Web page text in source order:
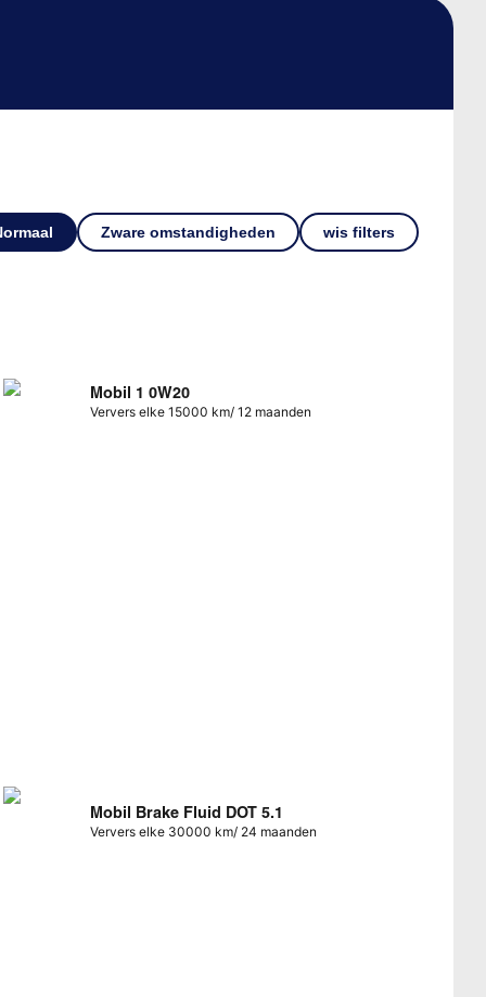
Zware omstandigheden wis filters
Mobil 1 0W20
Ververs elke 15000 km/ 12 maanden
Mobil Brake Fluid DOT 5.1
Ververs elke 30000 km/ 24 maanden